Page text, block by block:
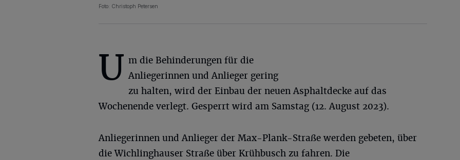
Foto: Christoph Petersen
U m die Behinderungen für die
Anliegerinnen und Anlieger gering
zu halten, wird der Einbau der neuen Asphaltdecke auf das
Wochenende verlegt. Gesperrt wird am Samstag (12. August 2023).
Anliegerinnen und Anlieger der Max-Plank-Straße werden gebeten, über
die Wichlinghauser Straße über Krühbusch zu fahren. Die